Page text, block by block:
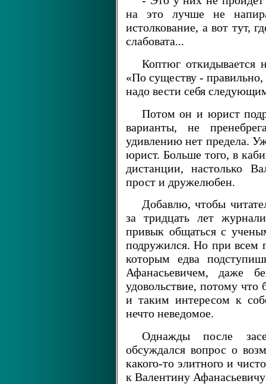
на это лучше не
истолкование, а вот тут,
слабовата...
Коптюг откидывается
«По существу - правильно,
надо вести себя
Потом он и юрист
варианты, не
удивлению нет предела.
юрист. Больше того, в
дистанции, настолько
прост и дружелюбен.
Добавлю, чтобы
за тридцать лет
привык общаться с
подружился. Но при всем
которым едва
Афанасьевичем, даже
удовольствие, потому
и таким интересом к
нечто неведомое.
Однажды после
обсуждался вопрос о
какого-то элитного и
к Валентину